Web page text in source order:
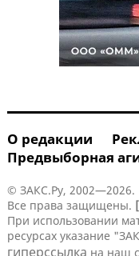
О редакции
Предвыборная
© ЗАКС.Ру, 2002—2026.
Все права защищены.
При использовании
ресурсах указание
гиперссылка на наш